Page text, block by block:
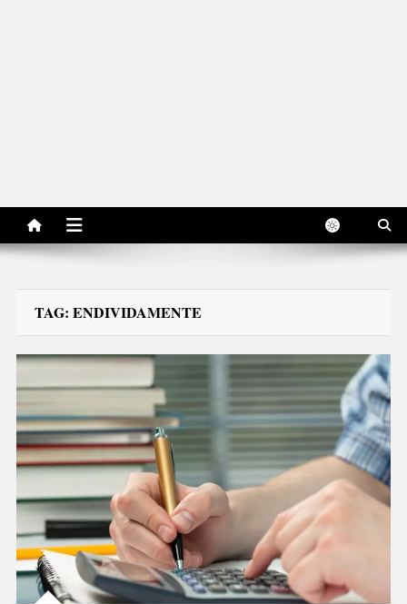
TAG: ENDIVIDAMENTE